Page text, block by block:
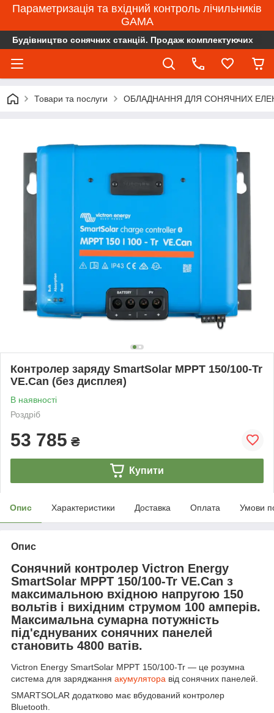
Параметризація та вхідний контроль лічильників
GAMA
Будівництво сонячних станцій. Продаж комплектуючих
Товари та послуги ОБЛАДНАННЯ ДЛЯ СОНЯЧНИХ
Контролер заряду SmartSolar MPPT 150/100-Tr
VE.Can (без дисплея)
В наявності
Роздріб
53 785 ₴
Купити
Опис Характеристики Доставка Оплата Умови
Опис
Сонячний контролер Victron Energy
SmartSolar MPPT 150/100-Tr VE.Can з
максимальною вхідною напругою 150
вольтів і вихідним струмом 100 амперів.
Максимальна сумарна потужність
під'єднуваних сонячних панелей
становить 4800 ватів.
Victron Energy SmartSolar MPPT 150/100-Tr — це розумна
система для заряджання акумулятора від сонячних панелей.
SMARTSOLAR додатково має вбудований контролер
Bluetooth.